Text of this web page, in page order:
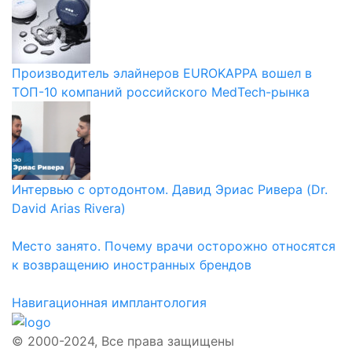
Производитель элайнеров EUROKAPPA вошел в
ТОП-10 компаний российского MedTech-рынка
Интервью с ортодонтом. Давид Эриас Ривера (Dr.
David Arias Rivera)
Место занято. Почему врачи осторожно относятся
к возвращению иностранных брендов
Навигационная имплантология
© 2000-2024, Все права защищены